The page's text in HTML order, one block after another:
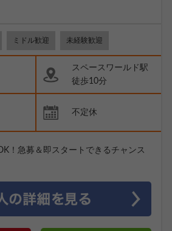
ミドル歓迎 未経験歓迎
スペースワールド駅
徒歩10分
不定休
！急募＆即スタートできるチャンス